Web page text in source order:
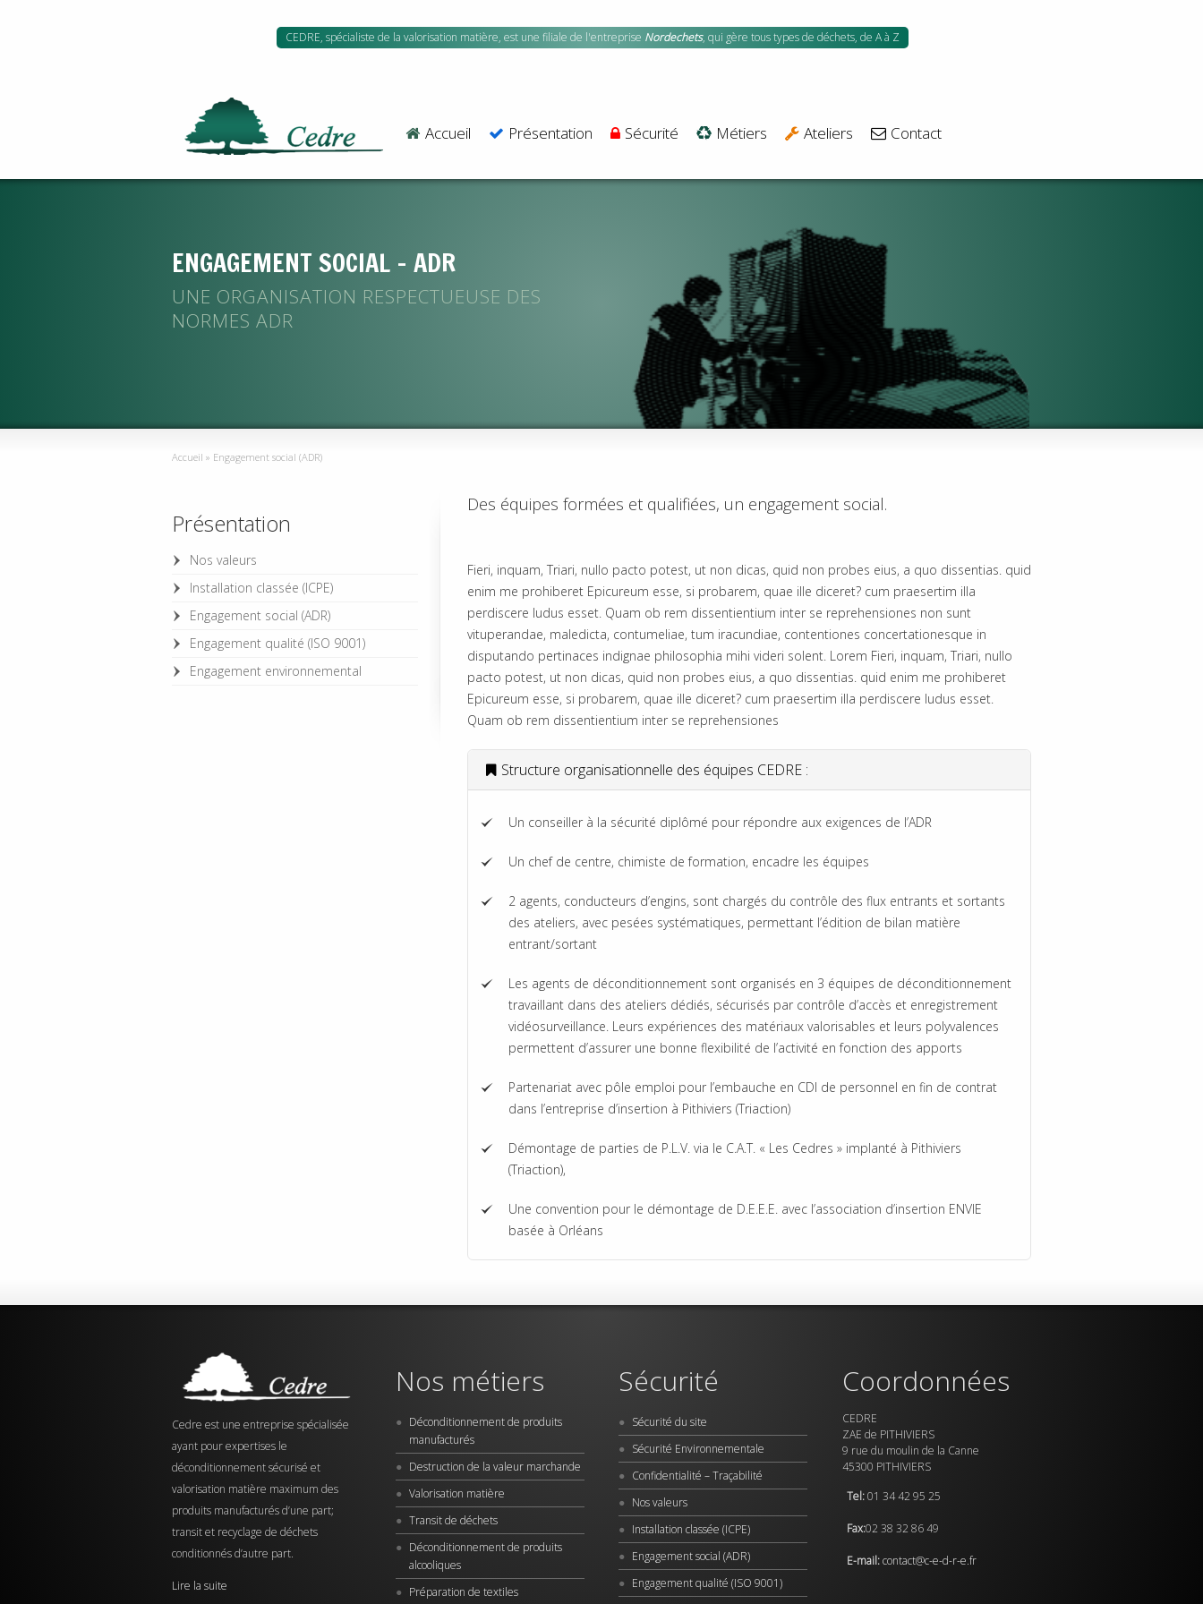
CEDRE, spécialiste de la valorisation matière, est une filiale de l'entreprise Nordechets, qui gère tous types de déchets, de A à Z
Accueil Présentation Sécurité Métiers Ateliers Contact
ENGAGEMENT SOCIAL - ADR
UNE ORGANISATION RESPECTUEUSE DES
NORMES ADR
Accueil » Engagement social (ADR)
Des équipes formées et qualifiées, un engagement social.
Fieri, inquam, Triari, nullo pacto potest, ut non dicas, quid non probes eius, a quo dissentias. quid
enim me prohiberet Epicureum esse, si probarem, quae ille diceret? cum praesertim illa
perdiscere ludus esset. Quam ob rem dissentientium inter se reprehensiones non sunt
vituperandae, maledicta, contumeliae, tum iracundiae, contentiones concertationesque in
disputando pertinaces indignae philosophia mihi videri solent. Lorem Fieri, inquam, Triari, nullo
pacto potest, ut non dicas, quid non probes eius, a quo dissentias. quid enim me prohiberet
Epicureum esse, si probarem, quae ille diceret? cum praesertim illa perdiscere ludus esset.
Quam ob rem dissentientium inter se reprehensiones
Structure organisationnelle des équipes CEDRE :
Un conseiller à la sécurité diplômé pour répondre aux exigences de l’ADR
Un chef de centre, chimiste de formation, encadre les équipes
2 agents, conducteurs d’engins, sont chargés du contrôle des flux entrants et sortants
des ateliers, avec pesées systématiques, permettant l’édition de bilan matière
entrant/sortant
Les agents de déconditionnement sont organisés en 3 équipes de déconditionnement
travaillant dans des ateliers dédiés, sécurisés par contrôle d’accès et enregistrement
vidéosurveillance. Leurs expériences des matériaux valorisables et leurs polyvalences
permettent d’assurer une bonne flexibilité de l’activité en fonction des apports
Partenariat avec pôle emploi pour l’embauche en CDI de personnel en fin de contrat
dans l’entreprise d’insertion à Pithiviers (Triaction)
Démontage de parties de P.L.V. via le C.A.T. « Les Cedres » implanté à Pithiviers
(Triaction),
Une convention pour le démontage de D.E.E.E. avec l’association d’insertion ENVIE
basée à Orléans
Présentation
Nos valeurs
Installation classée (ICPE)
Engagement social (ADR)
Engagement qualité (ISO 9001)
Engagement environnemental
Cedre est une entreprise spécialisée
ayant pour expertises le
déconditionnement sécurisé et
valorisation matière maximum des
produits manufacturés d’une part;
transit et recyclage de déchets
conditionnés d’autre part.
Lire la suite
Nos métiers
Déconditionnement de produits
manufacturés
Destruction de la valeur marchande
Valorisation matière
Transit de déchets
Déconditionnement de produits
alcooliques
Préparation de textiles
Sécurité
Sécurité du site
Sécurité Environnementale
Confidentialité – Traçabilité
Nos valeurs
Installation classée (ICPE)
Engagement social (ADR)
Engagement qualité (ISO 9001)
Coordonnées
CEDRE
ZAE de PITHIVIERS
9 rue du moulin de la Canne
45300 PITHIVIERS
Tel:01 34 42 95 25
Fax:02 38 32 86 49
E-mail:contact@c-e-d-r-e.fr